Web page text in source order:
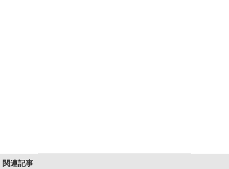
関連記事